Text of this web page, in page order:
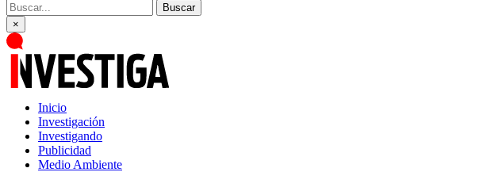
Buscar
×
Inicio
Investigación
Investigando
Publicidad
Medio Ambiente